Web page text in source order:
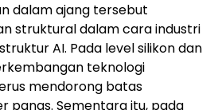
dalam ajang tersebut
struktural dalam cara industri
AI. Pada level silikon dan
teknologi
mendorong batas
panas. Sementara itu, pada